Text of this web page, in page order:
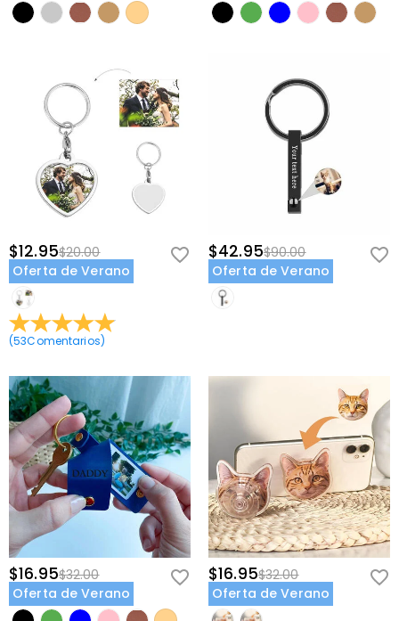
$12.95$20.00
Oferta de Verano
(53Comentarios)
$42.95$90.00
Oferta de Verano
$16.95$32.00
Oferta de Verano
$16.95$32.00
Oferta de Verano